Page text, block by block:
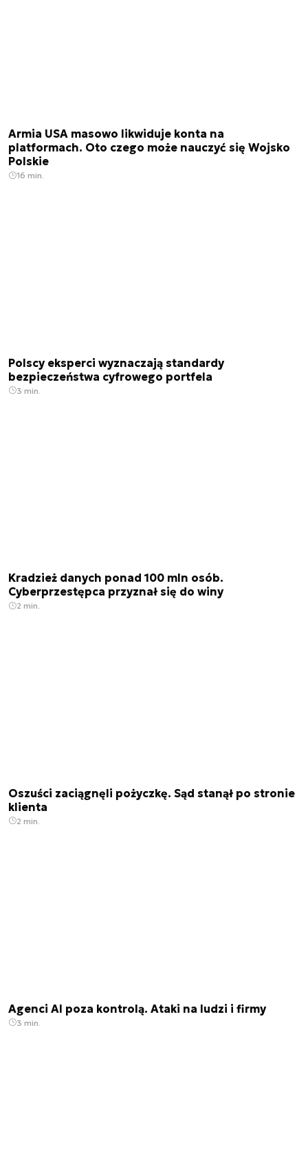
Armia USA masowo likwiduje konta na
platformach. Oto czego może nauczyć się Wojsko
Polskie
16 min.
Polscy eksperci wyznaczają standardy
bezpieczeństwa cyfrowego portfela
3 min.
Kradzież danych ponad 100 mln osób.
Cyberprzestępca przyznał się do winy
2 min.
Oszuści zaciągnęli pożyczkę. Sąd stanął po stronie
klienta
2 min.
Agenci AI poza kontrolą. Ataki na ludzi i firmy
3 min.